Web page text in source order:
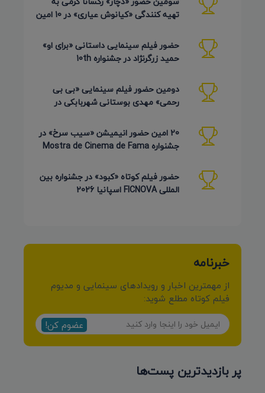
تهیه کنندگی «کیانوش عیاری» در 10 امین
حضور فیلم سینمایی داستانی «برای او»
حمید زرگرنژاد در جشنواره 10th
دومین حضور فیلم سینمایی «بی بی
رحمی» مهدی بوستانی شهربابکی در
20 امین حضور انیمیشن «سیب سرخ» در
جشنواره Mostra de Cinema de Fama
حضور فیلم کوتاه «کبود» در جشنواره بین
المللی FICNOVA اسپانیا 2026
خبرنامه
از مهمترین اخبار و رویدادهای سینمایی و مدیوم
فیلم کوتاه مطلع شوید:
عضوم کن!
پر بازدیدترین پست‌ها